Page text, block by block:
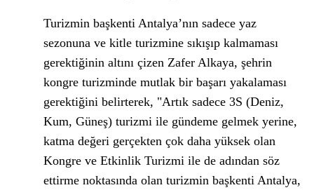
Turizmin başkenti Antalya’nın sadece yaz
sezonuna ve kitle turizmine sıkışıp kalmaması
gerektiğinin altını çizen Zafer Alkaya, şehrin
kongre turizminde mutlak bir başarı yakalaması
gerektiğini belirterek, "Artık sadece 3S (Deniz,
Kum, Güneş) turizmi ile gündeme gelmek yerine,
katma değeri gerçekten çok daha yüksek olan
Kongre ve Etkinlik Turizmi ile de adından söz
ettirme noktasında olan turizmin başkenti Antalya,